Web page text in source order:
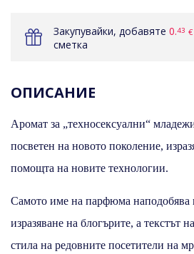
Закупувайки, добавяте 0.43 €
сметка
ОПИСАНИЕ
Аромат за „техносексуални“
посветен на новото поколение,
помощта на новите технологии.
Самото име на парфюма наподобява
изразяване на блогърите, а текстът
стила на редовните посетители на